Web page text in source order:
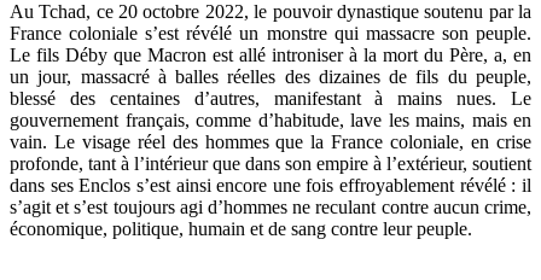
Au Tchad, ce 20 octobre 2022, le pouvoir dynastique soutenu par la
France coloniale s’est révélé un monstre qui massacre son peuple.
Le fils Déby que Macron est allé introniser à la mort du Père, a, en
un jour, massacré à balles réelles des dizaines de fils du peuple,
blessé des centaines d’autres, manifestant à mains nues. Le
gouvernement français, comme d’habitude, lave les mains, mais en
vain. Le visage réel des hommes que la France coloniale, en crise
profonde, tant à l’intérieur que dans son empire à l’extérieur, soutient
dans ses Enclos s’est ainsi encore une fois effroyablement révélé : il
s’agit et s’est toujours agi d’hommes ne reculant contre aucun crime,
économique, politique, humain et de sang contre leur peuple.